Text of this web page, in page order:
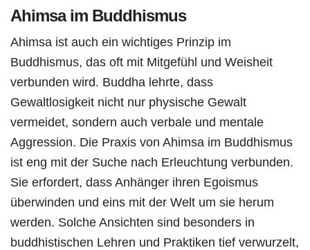
Ahimsa im Buddhismus
Ahimsa ist auch ein wichtiges Prinzip im
Buddhismus, das oft mit Mitgefühl und Weisheit
verbunden wird. Buddha lehrte, dass
Gewaltlosigkeit nicht nur physische Gewalt
vermeidet, sondern auch verbale und mentale
Aggression. Die Praxis von Ahimsa im Buddhismus
ist eng mit der Suche nach Erleuchtung verbunden.
Sie erfordert, dass Anhänger ihren Egoismus
überwinden und eins mit der Welt um sie herum
werden. Solche Ansichten sind besonders in
buddhistischen Lehren und Praktiken tief verwurzelt,